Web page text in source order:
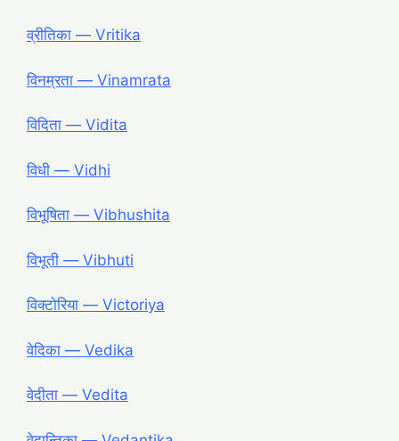
व्रीतिका ― Vritika
विनम्रता ― Vinamrata
विदिता ― Vidita
विधी ― Vidhi
विभूषिता ― Vibhushita
विभूती ― Vibhuti
विक्टोरिया ― Victoriya
वेदिका ― Vedika
वेदीता ― Vedita